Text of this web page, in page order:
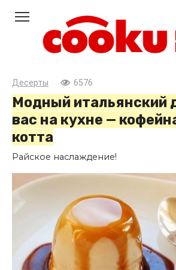
контенту
Десерты 6576
Модный итальянский
вас на кухне —
котта
Райское наслаждение!